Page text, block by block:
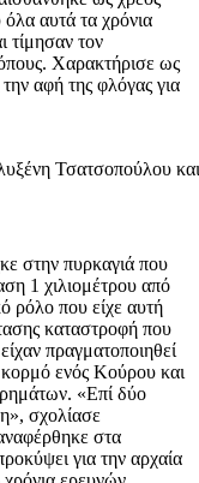
αυτά τα χρόνια
τίμησαν τον
Χαρακτήρισε ως
αφή της φλόγας για
Τσατσοπούλου
στην πυρκαγιά που
1 χιλιομέτρου από
ρόλο που είχε αυτή
καταστροφή που
πραγματοποιηθεί
ενός Κούρου και
«Επί δύο
σχολίασε
στα
για την αρχαία